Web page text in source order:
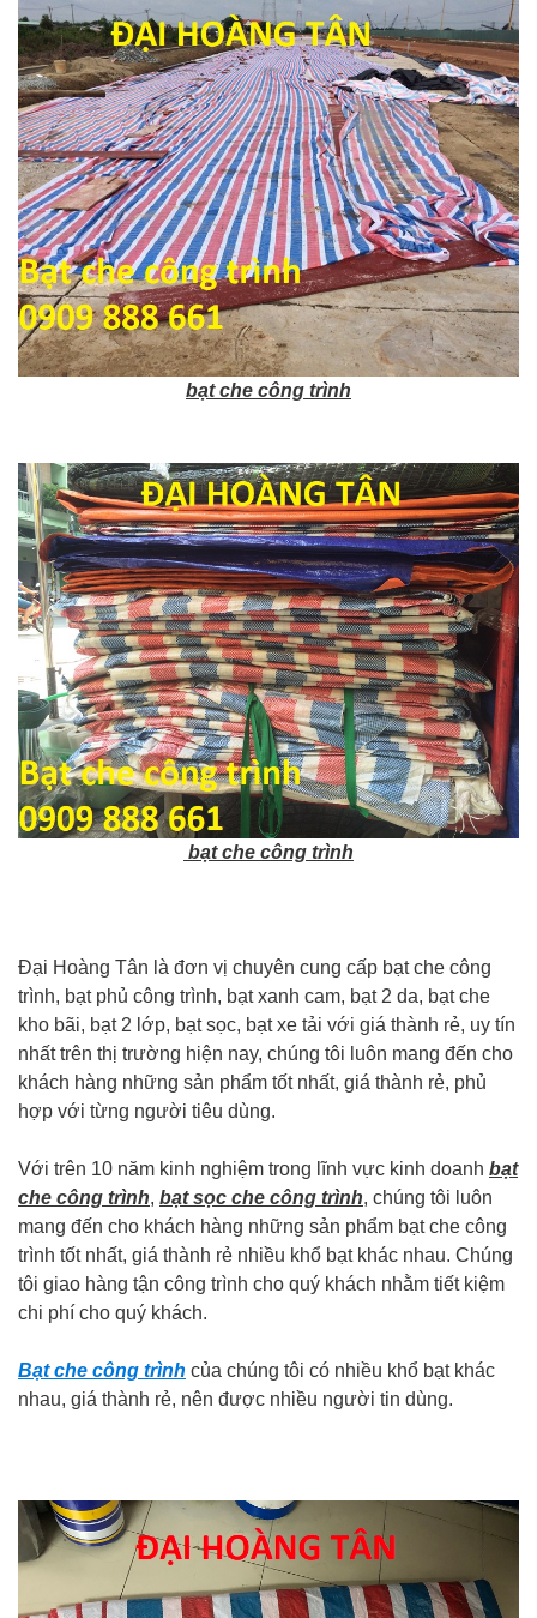
bạt che công trình
bạt che công trình
Đại Hoàng Tân là đơn vị chuyên cung cấp bạt che công
trình, bạt phủ công trình, bạt xanh cam, bạt 2 da, bạt che
kho bãi, bạt 2 lớp, bạt sọc, bạt xe tải với giá thành rẻ, uy tín
nhất trên thị trường hiện nay, chúng tôi luôn mang đến cho
khách hàng những sản phẩm tốt nhất, giá thành rẻ, phủ
hợp với từng người tiêu dùng.
Với trên 10 năm kinh nghiệm trong lĩnh vực kinh doanh bạt
che công trình, bạt sọc che công trình, chúng tôi luôn
mang đến cho khách hàng những sản phẩm bạt che công
trình tốt nhất, giá thành rẻ nhiều khổ bạt khác nhau. Chúng
tôi giao hàng tận công trình cho quý khách nhằm tiết kiệm
chi phí cho quý khách.
Bạt che công trình của chúng tôi có nhiều khổ bạt khác
nhau, giá thành rẻ, nên được nhiều người tin dùng.